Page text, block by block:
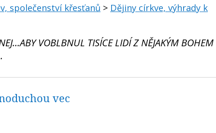
společenství křesťanů > Dějiny církve, výhrady k
VOBLBNUL TISÍCE LIDÍ Z NĚJAKÝM BOHEM
vec